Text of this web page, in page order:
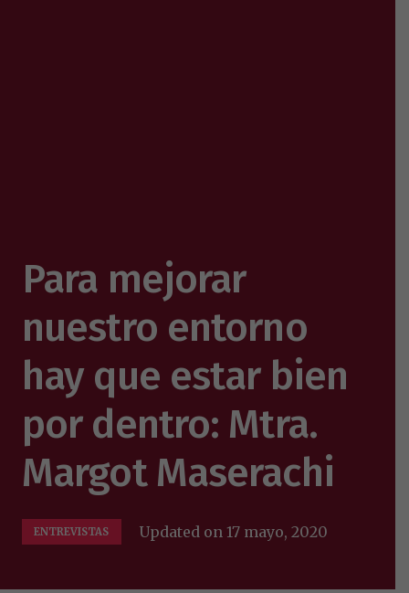
Para mejorar
nuestro entorno
hay que estar bien
por dentro: Mtra.
Margot Maserachi
ENTREVISTAS Updated on 17 mayo, 2020